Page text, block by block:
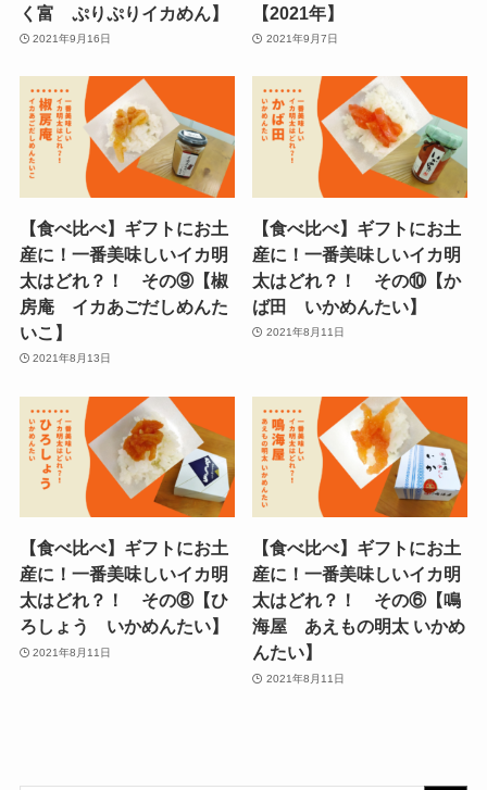
く富 ぷりぷりイカめん】
2021年9月16日
【2021年】
2021年9月7日
【食べ比べ】ギフトにお土
産に！一番美味しいイカ明
太はどれ？！ その⑨【椒
房庵 イカあごだしめんた
いこ】
2021年8月13日
【食べ比べ】ギフトにお土
産に！一番美味しいイカ明
太はどれ？！ その⑩【か
ば田 いかめんたい】
2021年8月11日
【食べ比べ】ギフトにお土
産に！一番美味しいイカ明
太はどれ？！ その⑧【ひ
ろしょう いかめんたい】
2021年8月11日
【食べ比べ】ギフトにお土
産に！一番美味しいイカ明
太はどれ？！ その⑥【鳴
海屋 あえもの明太 いかめ
んたい】
2021年8月11日